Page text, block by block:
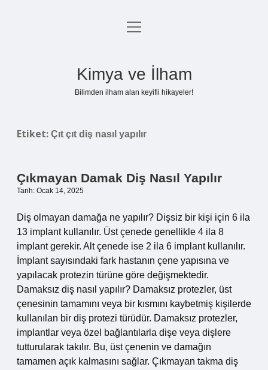
Anasayfa
menüyü
Kimya ve İlham
Bilimden ilham alan keyifli hikayeler!
Etiket: Çıt çıt diş nasıl yapılır
Çıkmayan Damak Diş Nasıl Yapılır
Tarih: Ocak 14, 2025
Diş olmayan damağa ne yapılır? Dişsiz bir kişi için 6 ila
13 implant kullanılır. Üst çenede genellikle 4 ila 8
implant gerekir. Alt çenede ise 2 ila 6 implant kullanılır.
İmplant sayısındaki fark hastanın çene yapısına ve
yapılacak protezin türüne göre değişmektedir.
Damaksız diş nasıl yapılır? Damaksız protezler, üst
çenesinin tamamını veya bir kısmını kaybetmiş kişilerde
kullanılan bir diş protezi türüdür. Damaksız protezler,
implantlar veya özel bağlantılarla dişe veya dişlere
tutturularak takılır. Bu, üst çenenin ve damağın
tamamen açık kalmasını sağlar. Çıkmayan takma diş